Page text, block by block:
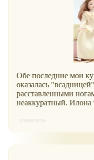
Обе последние мои
оказалась
расставленными
неаккуратный. Илона
ответить